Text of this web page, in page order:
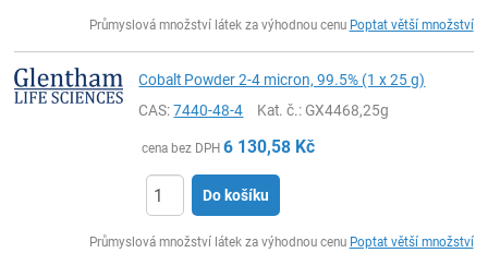
Průmyslová množství látek za výhodnou cenu Poptat větší množství
Cobalt Powder 2-4 micron, 99.5% (1 x 25 g)
CAS:7440-48-4 Kat. č.: GX4468,25g
cena bez DPH 6 130,58 Kč
Do košíku
Průmyslová množství látek za výhodnou cenu Poptat větší množství